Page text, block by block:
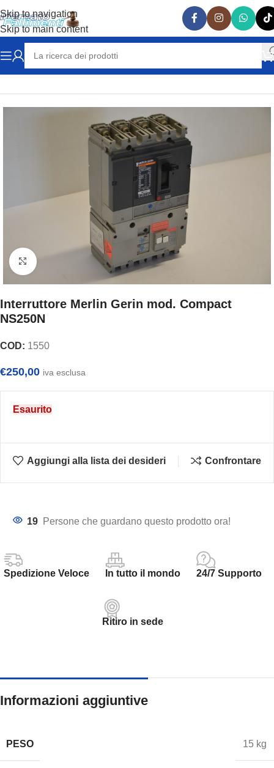
Skip to navigation
Skip to main content
Home ELETTRICITA' INTERRUTTORI
Clicca per ingrandire
Interruttore Merlin Gerin mod. Compact
NS250N
COD: 1550
€250,00 iva esclusa
Esaurito
Aggiungi alla lista dei desideri Confrontare
19 Persone che guardano questo prodotto ora!
Spedizione Veloce In tutto il mondo 24/7 Supporto
Ritiro in sede
Informazioni aggiuntive
PESO 15 kg